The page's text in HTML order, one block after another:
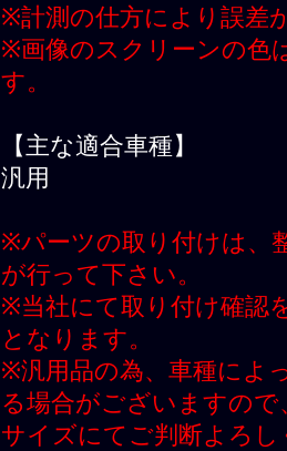
※計測の仕方により誤差
※画像のスクリーンの色
す。
【主な適合車種】
汎用
※パーツの取り付けは、
が行って下さい。
※当社にて取り付け確認
となります。
※汎用品の為、車種によ
る場合がございますので
サイズにてご判断よろ